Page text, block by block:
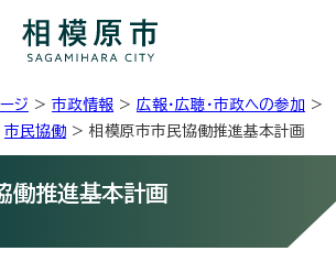
ジ > 市政情報 > 広報・広聴・市政への参加 >
市民協働 > 相模原市市民協働推進基本計画
働推進基本計画